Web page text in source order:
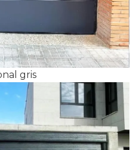
gris